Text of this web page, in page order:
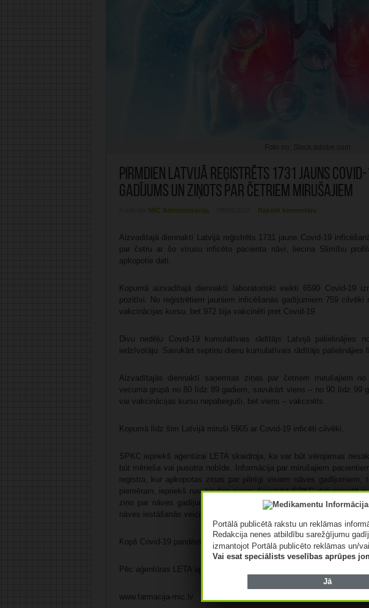
Pirmdien Latvijā reģistrēts 1731 jauns
gadījums un ziņots par četriem mirušajiem
MIC Administrācija Rakstīt komentāru
Aizvadītajā diennaktī Latvijā reģistrēts 1731 jauns Covid-19
par četru ar šo vīrusu inficēto pacienta nāvi, liecina Slimību
apkopotie dati.
Kopumā aizvadītajā diennaktī laboratoriski veikti 6590 Covid-19
pozitīvi. No reģistrētiem jauniem inficēšanās gadījumiem 759 cilvēki
vakcinācijas kursu, bet 972 bija vakcinēti pret Covid-19.
Divu nedēļu Covid-19 kumulatīvais rādītājs Latvijā palielinājies
iedzīvotāju. Savukārt septiņu dienu kumulatīvais rādītājs palielinājies
Aizvadītajās diennaktī saņemtas ziņas par četriem mirušajiem
vecuma grupā no 80 līdz 89 gadiem, savukārt viens – no 90 līdz 99
vai vakcinācijas kursu nepabeiguši, bet viens – vakcinēts.
Kopumā līdz šim Latvijā miruši 5905 ar Covid-19 inficēti cilvēki.
SPKC iepriekš aģentūrai LETA skaidroja, ka var būt vērojamas
būt mēneša vai pusotra nobīde. Informācija par mirušajiem
reģistra, kur apkopotas ziņas par pilnīgi visiem nāves gadījumiem,
piemēram, iepriekš nav bijušas ziņas. Savukārt SPKC dati pamatā
ziņo par nāves gadījumiem. Turklāt ir vēl būtisks skaits cilvēku,
nāves iestāšanās veicinošs faktors.
Kopš Covid-19 pandēmijas sākuma šī slimība Latvijā laboratoriski
Pēc aģentūras LETA aprēķiniem, pēdējās septiņās dienās ar Covid-19
www.farmacija-mic.lv
Portālā publicētā rakstu un reklāmas
Redakcija nenes atbildību sarežģījumu
izmantojot Portālā publicēto reklāmas un/
Vai esat speciālists veselības aprūpes
Jā